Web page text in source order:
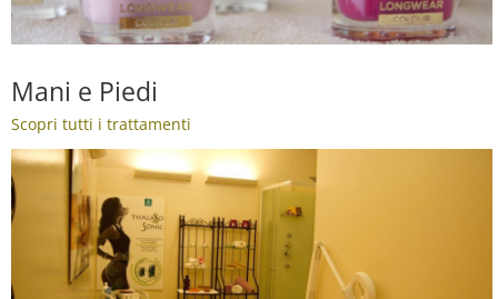
Mani e Piedi
Scopri tutti i trattamenti